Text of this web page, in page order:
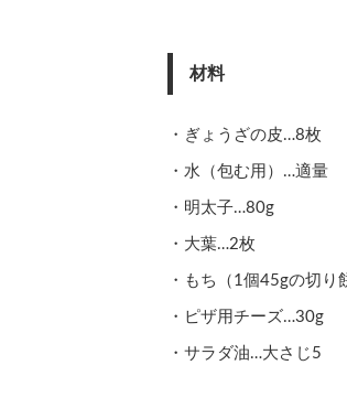
材料
・ぎょうざの皮…8枚
・水（包む用）…適量
・明太子…80g
・大葉…2枚
・もち（1個45gの切り
・ピザ用チーズ…30g
・サラダ油…大さじ5